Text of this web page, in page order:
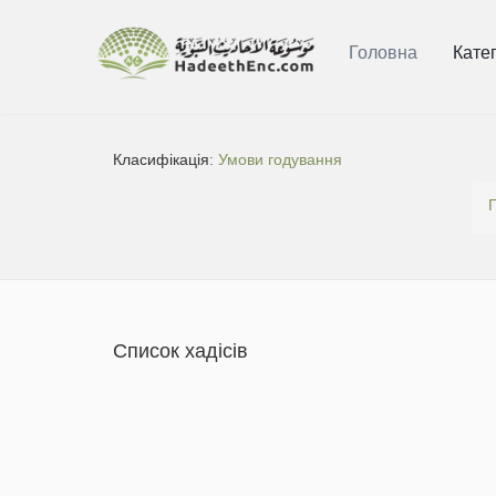
Головна
Класифікація:Умови годування
Список хадісів